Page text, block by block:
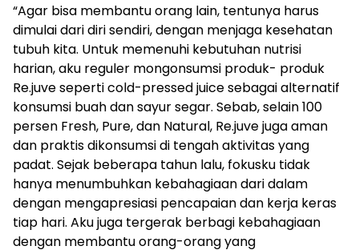
“Agar bisa membantu orang lain, tentunya harus
dimulai dari diri sendiri, dengan menjaga kesehatan
tubuh kita. Untuk memenuhi kebutuhan nutrisi
harian, aku reguler mongonsumsi produk- produk
Re.juve seperti cold-pressed juice sebagai alternatif
konsumsi buah dan sayur segar. Sebab, selain 100
persen Fresh, Pure, dan Natural, Re.juve juga aman
dan praktis dikonsumsi di tengah aktivitas yang
padat. Sejak beberapa tahun lalu, fokusku tidak
hanya menumbuhkan kebahagiaan dari dalam
dengan mengapresiasi pencapaian dan kerja keras
tiap hari. Aku juga tergerak berbagi kebahagiaan
dengan membantu orang-orang yang